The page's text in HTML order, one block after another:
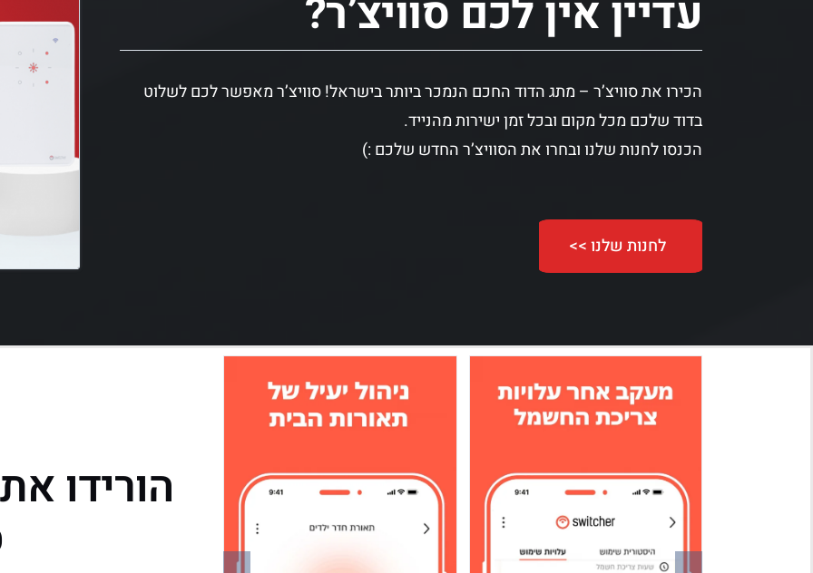
עדיין אין לכם סוויצ’ר?
הכירו את סוויצ’ר – מתג הדוד החכם הנמכר ביותר בישראל! סוויצ’ר מאפשר לכם לשלוט
בדוד שלכם מכל מקום ובכל זמן ישירות מהנייד.
הכנסו לחנות שלנו ובחרו את הסוויצ’ר החדש שלכם :)
לחנות שלנו >>
הורידו
שנדע ימים שקטים